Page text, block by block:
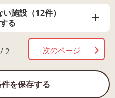
施設（12件）
る
2 次のページ
を保存する